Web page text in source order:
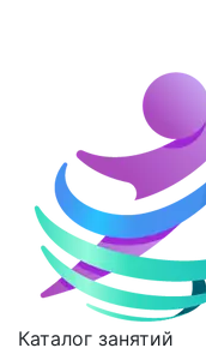
Каталог занятий